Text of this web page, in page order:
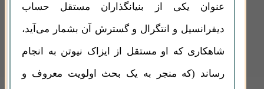
عنوان یکی از بنیانگذاران مستقل حساب
دیفرانسیل و انتگرال و گسترش آن بشمار می‌آید،
شاهکاری که او مستقل از ایزاک نیوتن به انجام
رساند (که منجر به یک بحث اولویت معروف و